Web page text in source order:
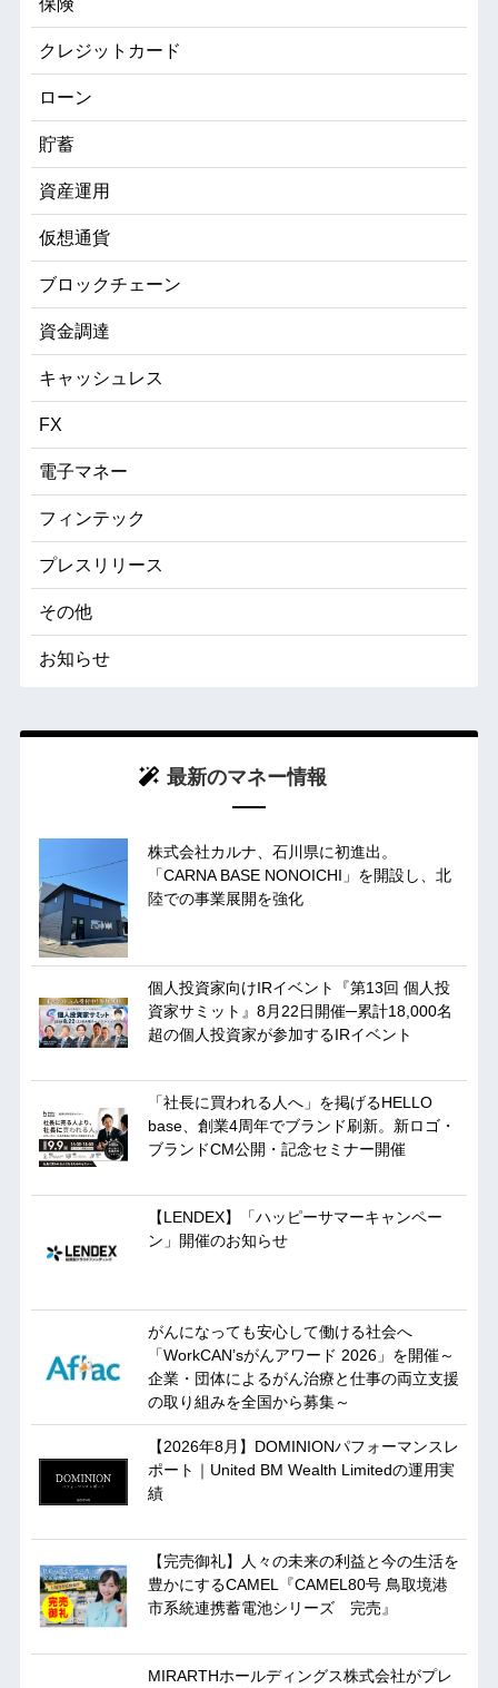
クレジットカード
ローン
貯蓄
資産運用
仮想通貨
ブロックチェーン
資金調達
キャッシュレス
FX
電子マネー
フィンテック
プレスリリース
その他
お知らせ
最新のマネー情報
株式会社カルナ、石川県に初進出。
「CARNA BASE NONOICHI」を開設し、北
陸での事業展開を強化
個人投資家向けIRイベント『第13回 個人投
資家サミット』8月22日開催─累計18,000名
超の個人投資家が参加するIRイベント
「社長に買われる人へ」を掲げるHELLO
base、創業4周年でブランド刷新。新ロゴ・
ブランドCM公開・記念セミナー開催
【LENDEX】「ハッピーサマーキャンペー
ン」開催のお知らせ
がんになっても安心して働ける社会へ
「WorkCAN’sがんアワード 2026」を開催～
企業・団体によるがん治療と仕事の両立支援
の取り組みを全国から募集～
【2026年8月】DOMINIONパフォーマンスレ
ポート｜United BM Wealth Limitedの運用実
績
【完売御礼】人々の未来の利益と今の生活を
豊かにするCAMEL『CAMEL80号 鳥取境港
市系統連携蓄電池シリーズ 完売』
MIRARTHホールディングス株式会社がプレ